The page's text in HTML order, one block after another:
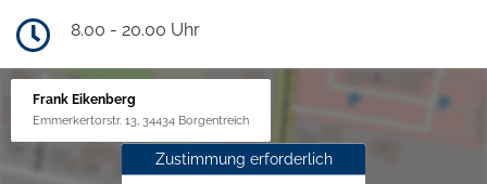
8.00 - 20.00 Uhr
Frank Eikenberg
Emmerkertorstr. 13, 34434 Borgentreich
Zustimmung erforderlich